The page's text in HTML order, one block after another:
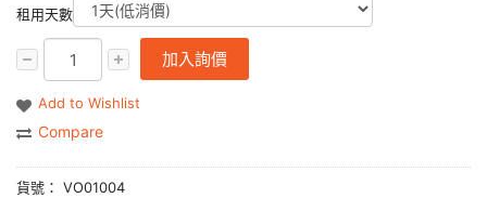
租用天數
加入詢價
Add to Wishlist
Compare
貨號： VO01004